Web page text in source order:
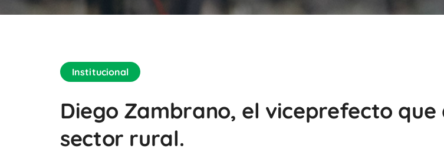
Institucional
Diego Zambrano, el viceprefecto que
sector rural.